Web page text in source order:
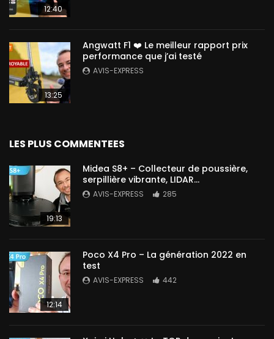
12:40
13:25
Angwatt F1 ❤️ Le meilleur rapport prix
performance que j’ai testé
AVIS-EXPRESS
LES PLUS COMMENTEES
19:13
Midea S8+ – Collecteur de poussière,
serpillière vibrante, LIDAR…
AVIS-EXPRESS 285
12:14
Poco X4 Pro – La génération 2022 en
test
AVIS-EXPRESS 442